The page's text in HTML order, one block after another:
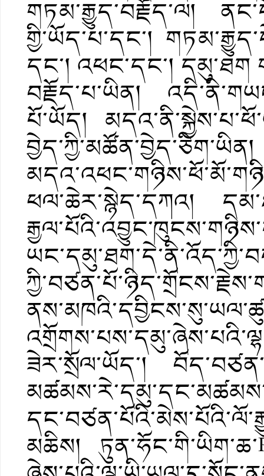
གཏམ་རྒྱུད་བརྗོད་ལ།
གྱི་ཡོད་པ་དང་།
དང་། འཕང་དང་།
བརྗོད་པ་ཡིན།
པོ་ཡོད།
ཕལ་ཆེར་སྙེད་དཀའ།
ཟེར་སྲོལ་ཡོད་།
མཆིས།